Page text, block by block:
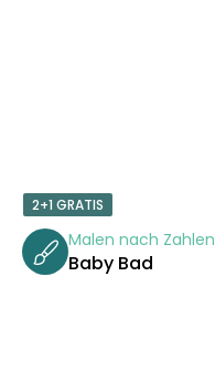
2+1 GRATIS
Malen nach Zahlen
Baby Bad